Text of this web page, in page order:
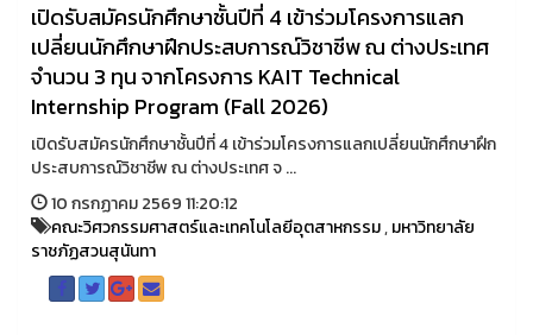
เปิดรับสมัครนักศึกษาชั้นปีที่ 4 เข้าร่วมโครงการแลก
เปลี่ยนนักศึกษาฝึกประสบการณ์วิชาชีพ ณ ต่างประเทศ
จำนวน 3 ทุน จากโครงการ KAIT Technical
Internship Program (Fall 2026)
เปิดรับสมัครนักศึกษาชั้นปีที่ 4 เข้าร่วมโครงการแลกเปลี่ยนนักศึกษาฝึก
ประสบการณ์วิชาชีพ ณ ต่างประเทศ จ ...
10 กรกฏาคม 2569 11:20:12
คณะวิศวกรรมศาสตร์และเทคโนโลยีอุตสาหกรรม,มหาวิทยาลัย
ราชภัฏสวนสุนันทา